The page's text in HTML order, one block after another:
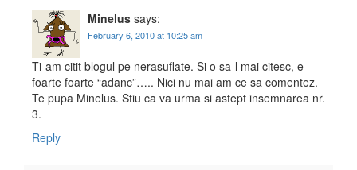
Minelus says:
February 6, 2010 at 10:25 am
Ti-am citit blogul pe nerasuflate. Si o sa-l mai citesc, e
foarte foarte “adanc”….. Nici nu mai am ce sa comentez.
Te pupa Minelus. Stiu ca va urma si astept insemnarea nr.
3.
Reply